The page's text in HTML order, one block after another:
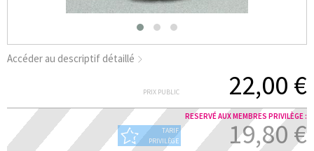
Accéder au descriptif détaillé
PRIX PUBLIC 22,00 €
RESERVÉ AUX MEMBRES PRIVILÈGE :
TARIF
PRIVILÈGE
19,80 €